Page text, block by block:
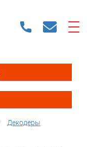
Декодеры